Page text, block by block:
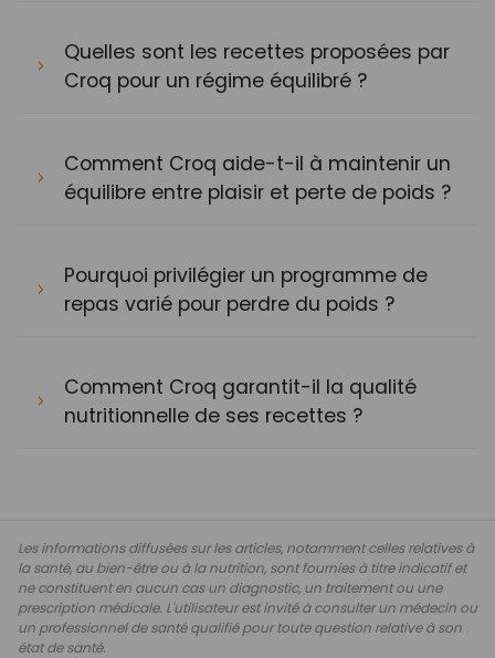
Quelles sont les recettes proposées par
Croq pour un régime équilibré ?
Comment Croq aide-t-il à maintenir un
équilibre entre plaisir et perte de poids ?
Pourquoi privilégier un programme de
repas varié pour perdre du poids ?
Comment Croq garantit-il la qualité
nutritionnelle de ses recettes ?
Les informations diffusées sur les articles, notamment celles relatives à
la santé, au bien-être ou à la nutrition, sont fournies à titre indicatif et
ne constituent en aucun cas un diagnostic, un traitement ou une
prescription médicale. L'utilisateur est invité à consulter un médecin ou
un professionnel de santé qualifié pour toute question relative à son
état de santé.